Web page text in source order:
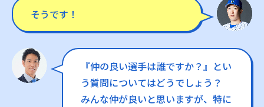
そうです！
『仲の良い選手は誰ですか？』とい
う質問についてはどうでしょう？
みんな仲が良いと思いますが、特に